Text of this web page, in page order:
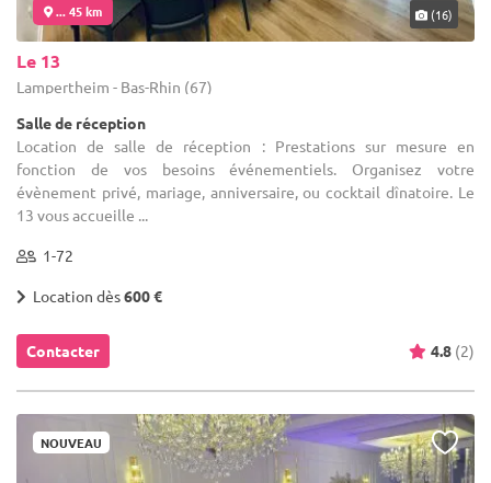
... 45 km (16)
Le 13
Lampertheim - Bas-Rhin (67)
Salle de réception
Location de salle de réception : Prestations sur mesure en
fonction de vos besoins événementiels. Organisez votre
évènement privé, mariage, anniversaire, ou cocktail dînatoire. Le
13 vous accueille ...
1-72
Location dès600 €
Contacter 4.8 (2)
NOUVEAU